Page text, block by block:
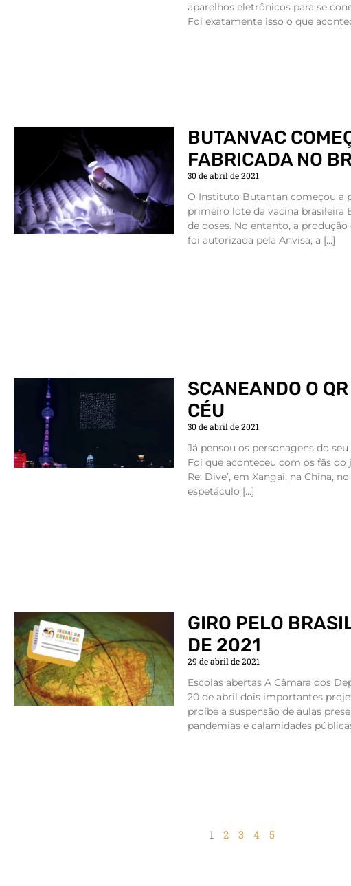
aparelhos eletrônicos para se
Foi exatamente isso o que
BUTANVAC
FABRICADA NO
30 de abril de 2021
O Instituto Butantan começou a
primeiro lote da vacina brasileira
de doses. No entanto, a
foi autorizada pela Anvisa, a […]
SCANEANDO O
CÉU
30 de abril de 2021
Já pensou os personagens do
Foi que aconteceu com os fãs do
Re: Dive’, em Xangai, na China,
espetáculo […]
GIRO PELO
DE 2021
29 de abril de 2021
Escolas abertas A Câmara dos
20 de abril dois importantes
proíbe a suspensão de aulas
pandemias e calamidades
1 2 3 4 5